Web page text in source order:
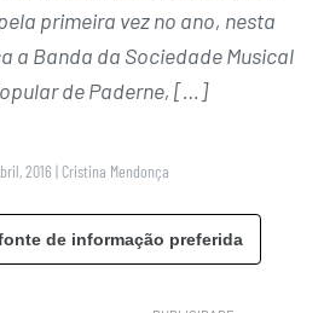
primeira vez no ano, nesta
a Banda da Sociedade Musical
de Paderne, […]
2016 | Cristina Mendonça
de informação preferida